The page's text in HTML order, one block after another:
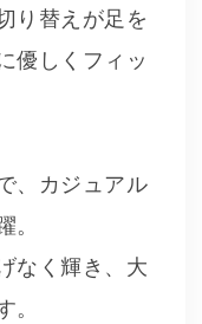
り替えが足を
優しくフィッ
、カジュアル
なく輝き、大